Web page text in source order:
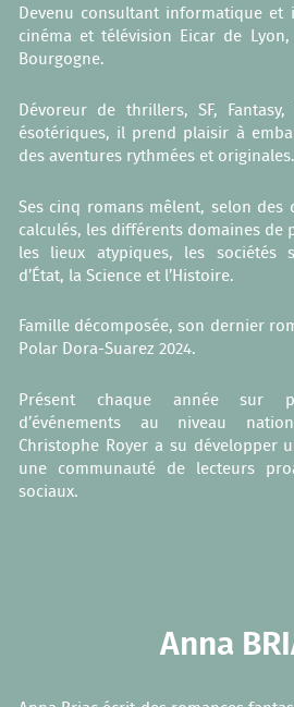
Devenu consultant informatique et
cinéma et télévision Eicar de
Bourgogne.
Dévoreur de thrillers, SF,
ésotériques, il prend plaisir à
des aventures rythmées et originales.
Ses cinq romans mêlent, selon des
calculés, les différents domaines de
les lieux atypiques, les sociétés
d’État, la Science et l’Histoire.
Famille décomposée, son dernier
Polar Dora-Suarez 2024.
Présent chaque année sur
d’événements au niveau
Christophe Royer a su développer
une communauté de lecteurs
sociaux.
Anna